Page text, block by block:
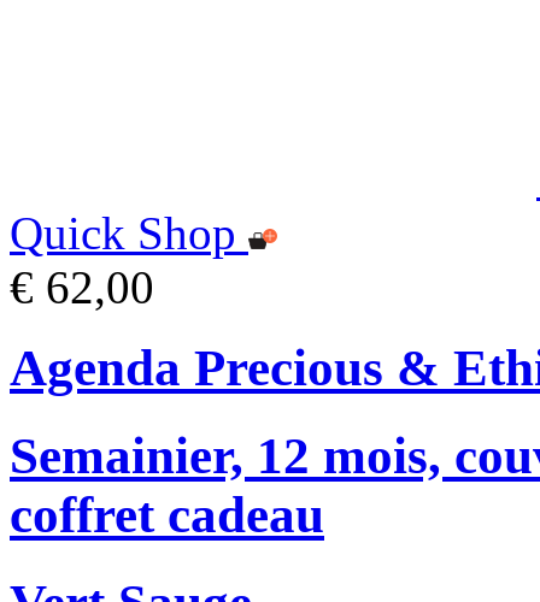
Quick Shop
€ 62,00
Agenda Precious &
Semainier, 12 mois,
coffret cadeau